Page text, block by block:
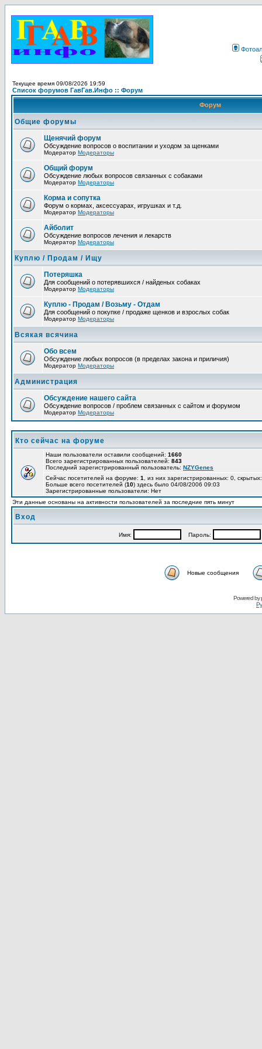
Текущее время 09/08/2026 19:59
Список форумов ГавГав.Инфо :: Форум
Форум
Общие форумы
Щенячий форум
Обсуждение вопросов о воспитании и уходом за щенками
Модератор Модераторы
Общий форум
Обсуждение любых вопросов связанных с собаками
Модератор Модераторы
Корма и сопутка
Форум о кормах, аксессуарах, игрушках и т.д.
Модератор Модераторы
Айболит
Обсуждение вопросов лечения и лекарств
Модератор Модераторы
Куплю / Продам / Ищу
Потеряшка
Для сообщений о потерявшихся / найденых собаках
Модератор Модераторы
Куплю - Продам / Возьму - Отдам
Для сообщений о покупке / продаже щенков и взрослых собак
Модератор Модераторы
Всякая всячина
Обо всем
Обсуждение любых вопросов (в пределах закона и приличия)
Модератор Модераторы
Администрация
Обсуждение нашего сайта
Обсуждение вопросов / проблем связанных с сайтом и форумом
Модератор Модераторы
Кто сейчас на форуме
Наши пользователи оставили сообщений: 1660
Всего зарегистрированных пользователей: 843
Последний зарегистрированный пользователь: NZYGenes
Сейчас посетителей на форуме: 1
, из них зарегистрированных: 0,
Больше всего посетителей (10) здесь было 04/08/2006 09:03
Зарегистрированные пользователи: Нет
Эти данные основаны на активности пользователей за последние пять минут
Вход
Имя: Пароль:
Новые сообщения
Powered by